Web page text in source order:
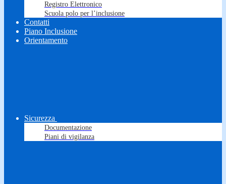
Registro Elettronico
Scuola polo per l’inclusione
Contatti
Piano Inclusione
Orientamento
Sicurezza
Documentazione
Piani di vigilanza